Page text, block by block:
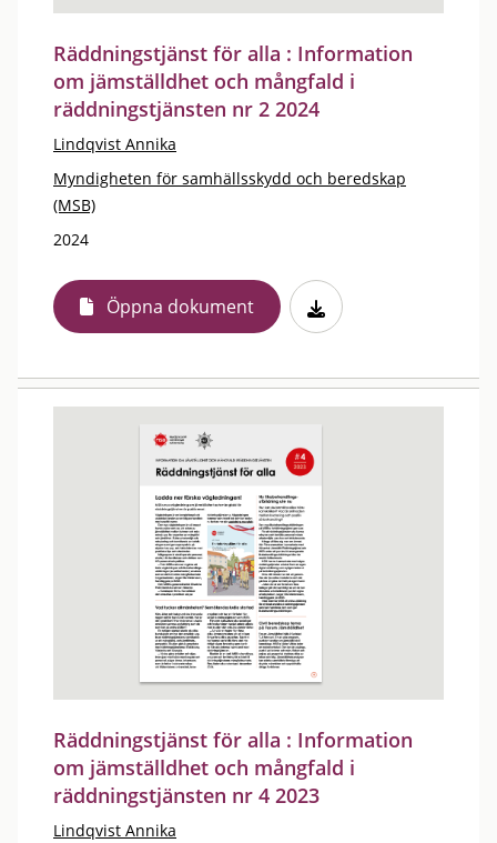
Räddningstjänst för alla : Information
om jämställdhet och mångfald i
räddningstjänsten nr 2 2024
Lindqvist Annika
Myndigheten för samhällsskydd och beredskap
(MSB)
2024
Öppna dokument
Räddningstjänst för alla : Information
om jämställdhet och mångfald i
räddningstjänsten nr 4 2023
Lindqvist Annika